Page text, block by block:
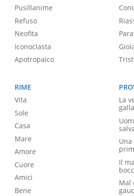
Pusillanime
Refuso
Neofita
Iconoclasta
Apotropaico
RIME
Vita
Sole
Casa
Mare
Amore
Cuore
Amici
Bene
La
galla
Il
Mal